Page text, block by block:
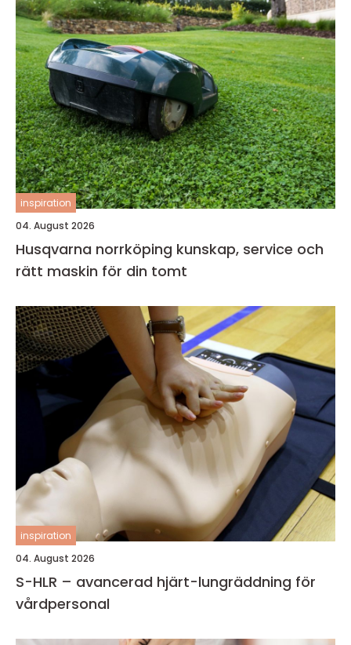
inspiration
04. August 2026
Husqvarna norrköping kunskap, service och
rätt maskin för din tomt
inspiration
04. August 2026
S-HLR – avancerad hjärt-lungräddning för
vårdpersonal